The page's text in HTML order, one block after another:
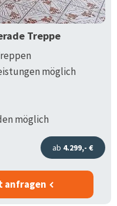
Treppe
möglich
möglich
ab 4.299,- €
anfragen